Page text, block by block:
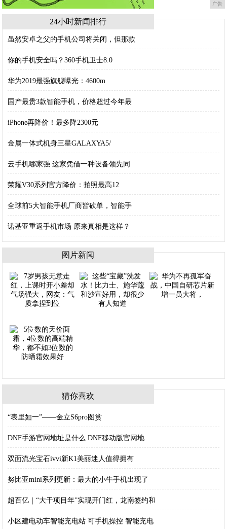
广告
24小时新闻排行
虽然安卓之父的手机公司将关闭，但那款
你的手机安全吗？360手机卫士8.0
华为2019最强旗舰曝光：4600m
国产最贵3款智能手机，价格超过今年最
iPhone再降价！最多降2300元
金属一体式机身三星GALAXYA5/
云手机哪家强 这家凭借一种设备领先同
荣耀V30系列官方降价：拍照最高12
全球前5大智能手机厂商皆砍单，智能手
诺基亚重返手机市场 原来真相是这样？
图片新闻
猜你喜欢
“表里如一”——金立S6pro图赏
DNF手游官网地址是什么 DNF移动版官网地
双面流光宝石ivvi新K1美丽迷人值得拥有
努比亚mini系列更新：最大的小牛手机出现了
超百亿｜“大干项目年”实现开门红，龙南签约和
小区建电动车智能充电站 可手机操控 智能充电